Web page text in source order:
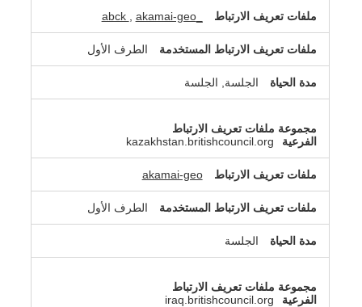
_abck
akamai-geo
الطرف الأول
الجلسة, الجلسة
kazakhstan.britishcouncil.org
akamai-geo
الطرف الأول
الجلسة
iraq.britishcouncil.org